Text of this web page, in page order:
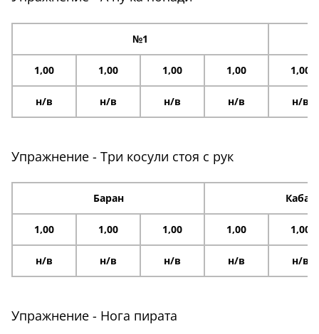
№1
1,00 1,00 1,00 1,00 1,00
н/в н/в н/в н/в н/в
Упражнение - Три косули стоя с рук
Баран Кабан
1,00 1,00 1,00 1,00 1,00
н/в н/в н/в н/в н/в
Упражнение - Нога пирата